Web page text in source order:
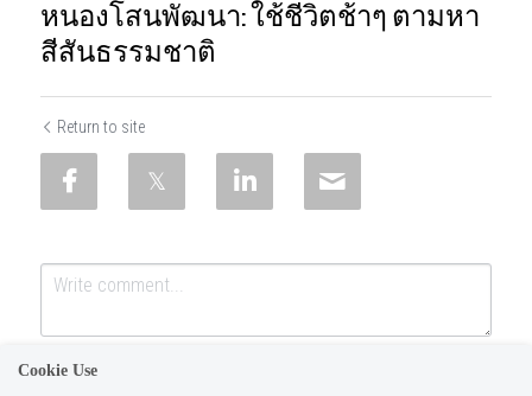
หนองโสนพัฒนา: ใช้ชีวิตช้าๆ ตามหา
สีสันธรรมชาติ
Return to site
Cookie Use